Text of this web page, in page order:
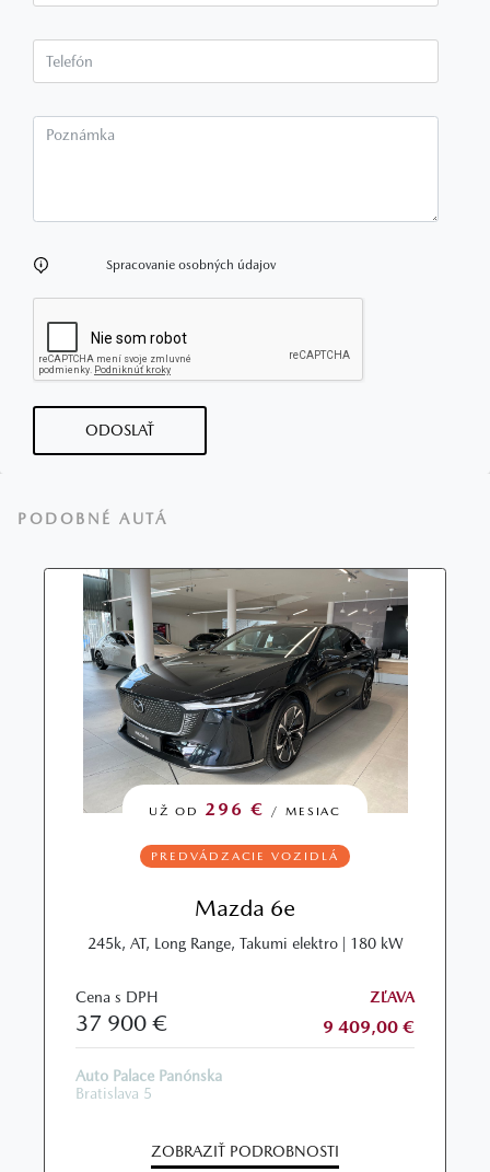
Spracovanie osobných údajov
ODOSLAŤ
PODOBNÉ AUTÁ
UŽ OD 296 € / MESIAC
PREDVÁDZACIE VOZIDLÁ
Mazda 6e
245k, AT, Long Range, Takumi elektro | 180 kW
Cena s DPH
37 900 €
ZĽAVA
9 409,00 €
Auto Palace Panónska
Bratislava 5
ZOBRAZIŤ PODROBNOSTI